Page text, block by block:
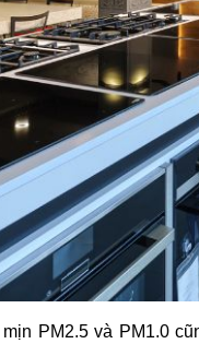
PM2.5 và PM1.0